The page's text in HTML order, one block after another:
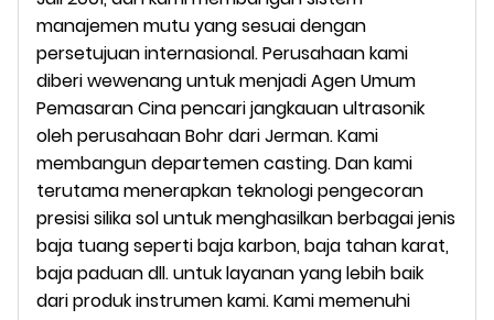
manajemen mutu yang sesuai dengan
persetujuan internasional. Perusahaan kami
diberi wewenang untuk menjadi Agen Umum
Pemasaran Cina pencari jangkauan ultrasonik
oleh perusahaan Bohr dari Jerman. Kami
membangun departemen casting. Dan kami
terutama menerapkan teknologi pengecoran
presisi silika sol untuk menghasilkan berbagai jenis
baja tuang seperti baja karbon, baja tahan karat,
baja paduan dll. untuk layanan yang lebih baik
dari produk instrumen kami. Kami memenuhi